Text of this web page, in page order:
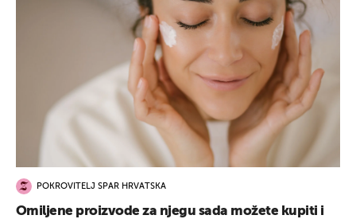
POKROVITELJ SPAR HRVATSKA
Omiljene proizvode za njegu sada možete kupiti i